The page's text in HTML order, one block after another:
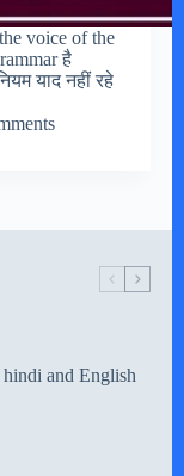
voice of the
है
याद नहीं रहे
and English